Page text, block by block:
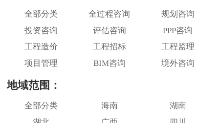
全部分类 全过程咨询
规划咨询
投资咨询
评估咨询
PPP咨询
工程造价
工程招标
工程监理
项目管理
BIM咨询 境外咨询
地域范围：
全部分类 海南
湖南